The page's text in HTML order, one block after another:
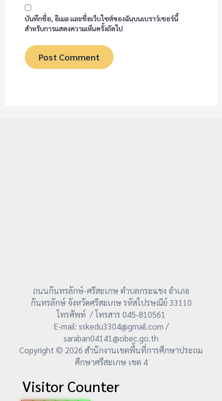
บันทึกชื่อ, อีเมล และชื่อเว็บไซต์ของฉันบนเบราว์เซอร์นี้
สำหรับการแสดงความเห็นครั้งถัดไป
ถนนกันทรลักษ์-ศรีสะเกษ ตำบลกระแชง อำเภอ
กันทรลักษ์ จังหวัดศรีสะเกษ รหัสไปรษณีย์ 33110
โทรศัพท์ / โทรสาร 045-810561
E-mail: sskedu3304@gmail.com /
saraban04141@obec.go.th
Copyright © 2026 สำนักงานเขตพื้นที่การศึกษาประถม
ศึกษาศรีสะเกษ เขต 4
Visitor Counter